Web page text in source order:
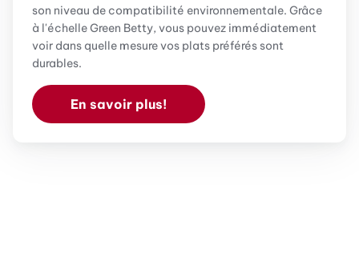
son niveau de compatibilité environnementale. Grâce
à l'échelle Green Betty, vous pouvez immédiatement
voir dans quelle mesure vos plats préférés sont
durables.
En savoir plus!